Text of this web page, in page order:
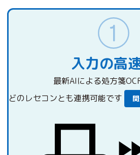
入力の高
最新AIによる処方箋
どのレセコンとも連携可能です